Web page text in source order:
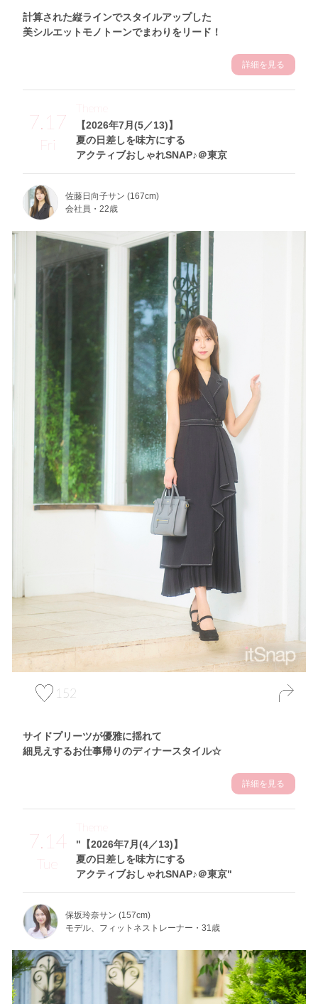
計算された縦ラインでスタイルアップした
美シルエットモノトーンでまわりをリード！
詳細を見る
7.17
Fri
【2026年7月(5／13)】
夏の日差しを味方にする
アクティブおしゃれSNAP♪＠東京
Theme
佐藤日向子サン (167cm)
会社員・22歳
152
サイドプリーツが優雅に揺れて
細見えするお仕事帰りのディナースタイル☆
詳細を見る
7.14
Tue
"【2026年7月(4／13)】
夏の日差しを味方にする
アクティブおしゃれSNAP♪＠東京"
Theme
保坂玲奈サン (157cm)
モデル、フィットネストレーナー・31歳